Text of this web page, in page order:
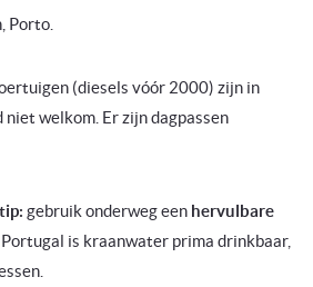
Porto.
(diesels vóór 2000) zijn in
niet welkom. Er zijn dagpassen
gebruik onderweg een hervulbare
Portugal is kraanwater prima drinkbaar,